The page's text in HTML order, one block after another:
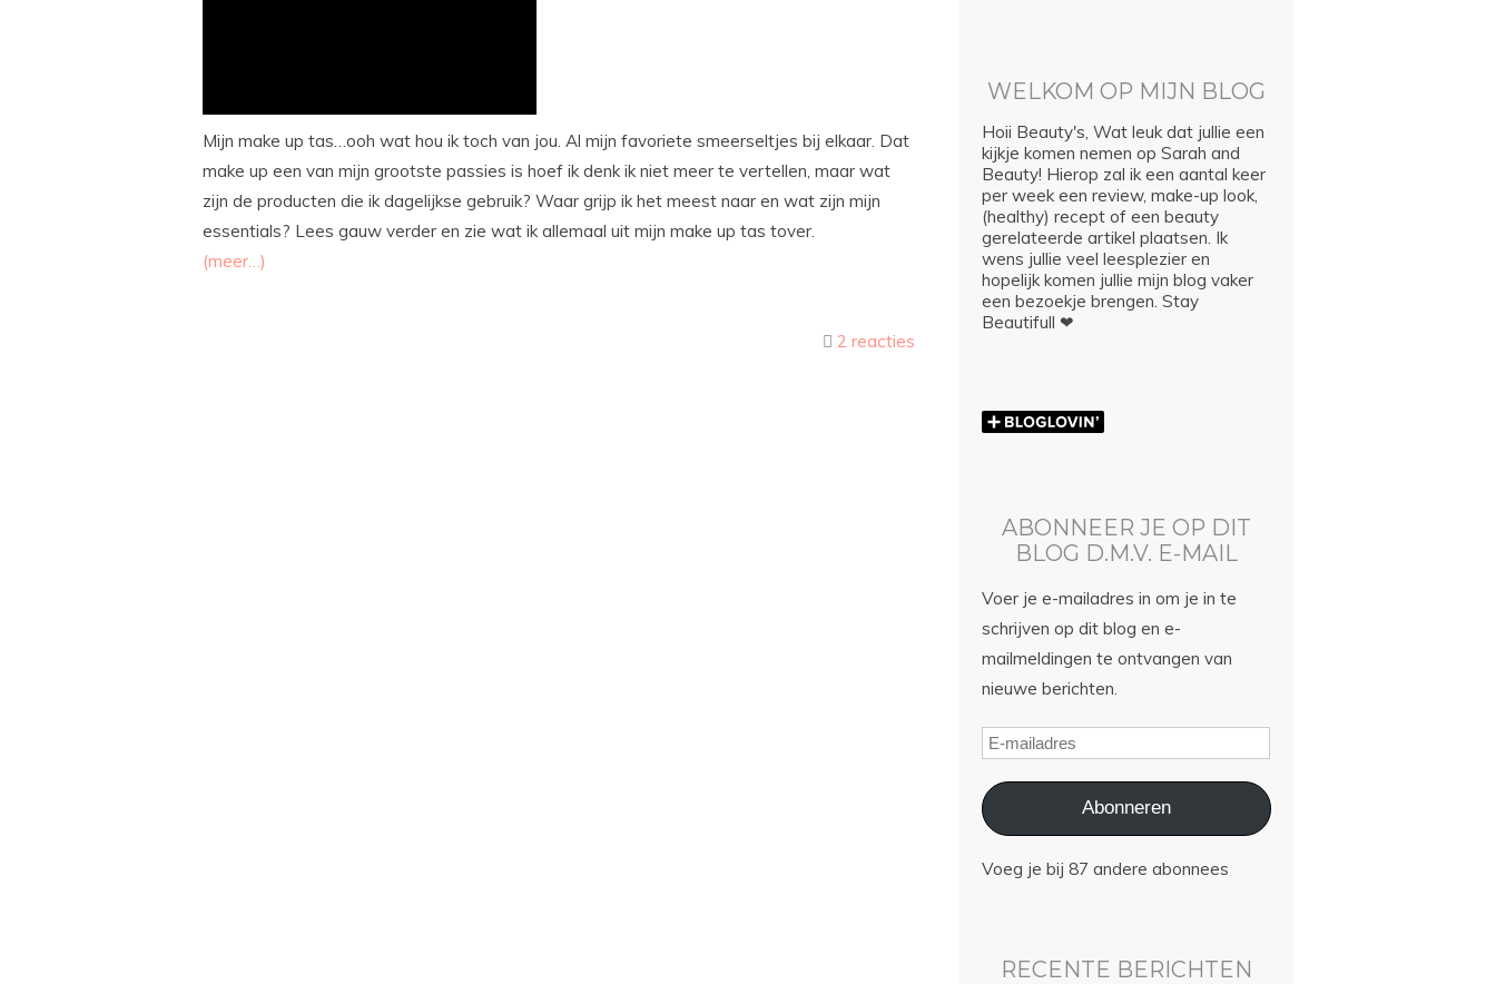
Mijn make up tas…ooh wat hou ik toch van jou. Al mijn favoriete smeerseltjes bij elkaar. Dat
make up een van mijn grootste passies is hoef ik denk ik niet meer te vertellen, maar wat
zijn de producten die ik dagelijkse gebruik? Waar grijp ik het meest naar en wat zijn mijn
essentials? Lees gauw verder en zie wat ik allemaal uit mijn make up tas tover.
(meer…)
2 reacties
WELKOM OP MIJN BLOG
Hoii Beauty's, Wat leuk dat jullie een
kijkje komen nemen op Sarah and
Beauty! Hierop zal ik een aantal keer
per week een review, make-up look,
(healthy) recept of een beauty
gerelateerde artikel plaatsen. Ik
wens jullie veel leesplezier en
hopelijk komen jullie mijn blog vaker
een bezoekje brengen. Stay
Beautifull ❤
ABONNEER JE OP DIT
BLOG D.M.V. E-MAIL
Voer je e-mailadres in om je in te
schrijven op dit blog en e-
mailmeldingen te ontvangen van
nieuwe berichten.
Abonneren
Voeg je bij 87 andere abonnees
RECENTE BERICHTEN